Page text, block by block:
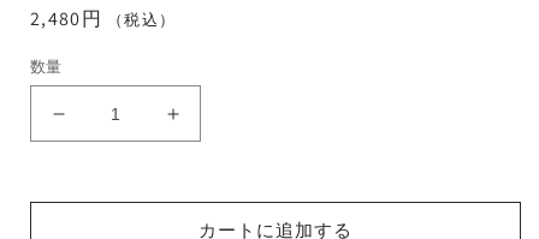
通
価
2,480円 （税込）
数量
能
カートに追加する